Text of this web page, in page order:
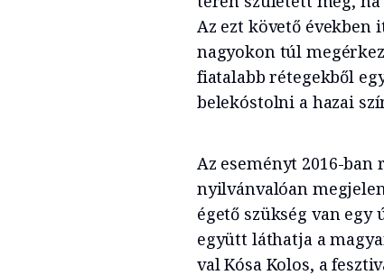
Az ezt követő
nagyokon túl
fiatalabb rétegekből
belekóstolni a hazai
Az eseményt 2016-
nyilvánvalóan
égető szükség van
együtt láthatja a
val Kósa Kolos, a